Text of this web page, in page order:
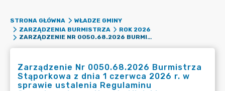
STRONA GŁÓWNA
WŁADZE GMINY
ZARZĄDZENIA BURMISTRZA
ROK 2026
ZARZĄDZENIE NR 0050.68.2026 BURMISTRZA STĄPORKOWA Z DNIA 1 CZERWCA 2026 R. W SPRAWIE USTALENIA REGULAMINU ORGANIZACYJNEGO URZĘDU MIEJSKIEGO W STĄPORKOWIE NA OKRES ZEWNĘTRZNEGO ZAGROŻENIA BEZPIECZEŃSTWA PAŃSTWA I CZAS WOJNY
Zarządzenie Nr 0050.68.2026 Burmistrza
Stąporkowa z dnia 1 czerwca 2026 r. w
sprawie ustalenia Regulaminu